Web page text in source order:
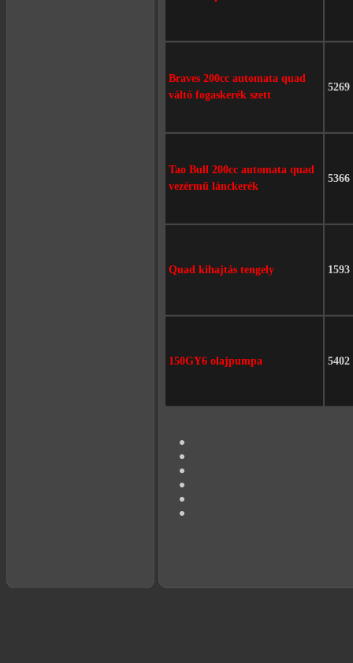
Braves 200cc automata quad
váltó fogaskerék szett
5269
Tao Bull 200cc automata quad
vezérmű lánckerék
5366
Quad kihajtás tengely 1593
150GY6 olajpumpa 5402